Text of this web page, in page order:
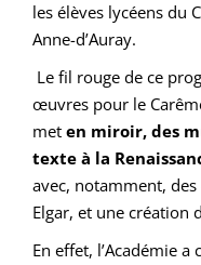
les élèves lycéens du
Anne-d’Auray.
Le fil rouge de ce
œuvres pour le
met en miroir, des
texte à la
avec, notamment,
Elgar, et une création
En effet, l’Académie